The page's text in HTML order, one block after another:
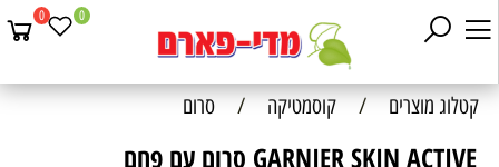
0 0
קטלוג מוצרים / קוסמטיקה / סרום
GARNIER SKIN ACTIVE סרום עם פחם